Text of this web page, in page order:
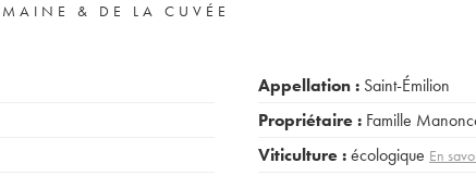
& DE LA CUVÉE
Appellation : Saint-Émilion
Propriétaire : Famille
Viticulture :écologique En